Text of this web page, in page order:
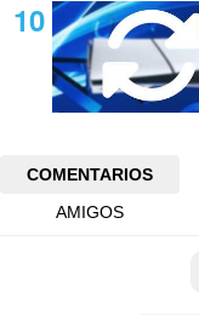
COMENTARIOS
AMIGOS